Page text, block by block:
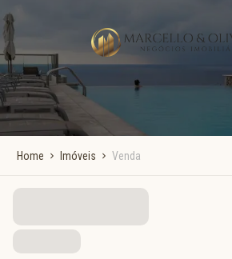
Home Imóveis Venda